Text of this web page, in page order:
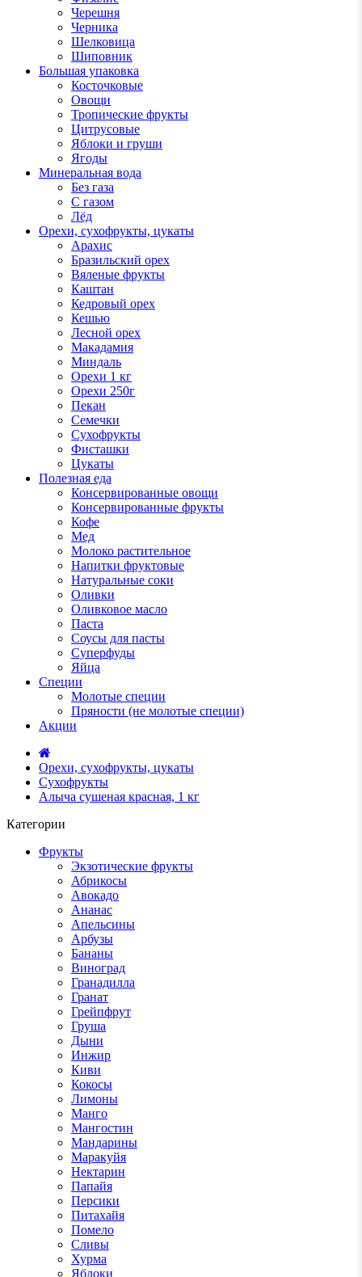
Черешня
Черника
Шелковица
Шиповник
Большая упаковка
Косточковые
Овощи
Тропические фрукты
Цитрусовые
Яблоки и груши
Ягоды
Минеральная вода
Без газа
С газом
Лёд
Орехи, сухофрукты, цукаты
Арахис
Бразильский орех
Вяленые фрукты
Каштан
Кедровый орех
Кешью
Лесной орех
Макадамия
Миндаль
Орехи 1 кг
Орехи 250г
Пекан
Семечки
Сухофрукты
Фисташки
Цукаты
Полезная еда
Консервированные овощи
Консервированные фрукты
Кофе
Мед
Молоко растительное
Напитки фруктовые
Натуральные соки
Оливки
Оливковое масло
Паста
Соусы для пасты
Суперфуды
Яйца
Специи
Молотые специи
Пряности (не молотые специи)
Акции
Орехи, сухофрукты, цукаты
Сухофрукты
Алыча сушеная красная, 1 кг
Категории
Фрукты
Экзотические фрукты
Абрикосы
Авокадо
Ананас
Апельсины
Арбузы
Бананы
Виноград
Гранадилла
Гранат
Грейпфрут
Груша
Дыни
Инжир
Киви
Кокосы
Лимоны
Манго
Мангостин
Мандарины
Маракуйя
Нектарин
Папайя
Персики
Питахайя
Помело
Сливы
Хурма
Яблоки